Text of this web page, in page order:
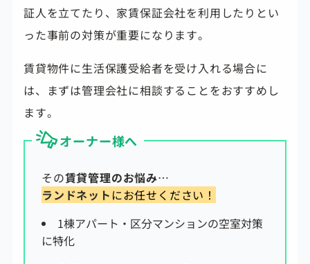
証人を立てたり、家賃保証会社を利用したりとい
った事前の対策が重要になります。
賃貸物件に生活保護受給者を受け入れる場合に
は、まずは管理会社に相談することをおすすめし
ます。
オーナー様へ
その賃貸管理のお悩み…
ランドネット にお任せください！
1棟アパート・区分マンションの空室対策
に特化